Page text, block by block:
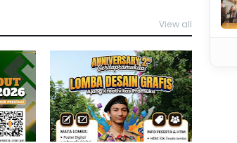
View all